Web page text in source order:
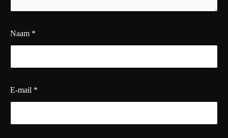
Naam *
E-mail *